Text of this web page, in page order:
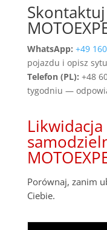
WhatsApp: +49
pojazdu i opisz
Telefon (PL): +48
tygodniu —
Porównaj, zanim
Ciebie.